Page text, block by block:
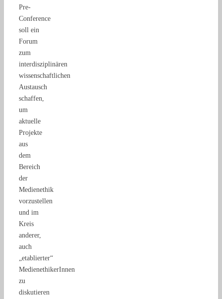
Pre-
Conference
soll ein
Forum
zum
interdisziplinären
wissenschaftlichen
Austausch
schaffen,
um
aktuelle
Projekte
aus
dem
Bereich
der
Medienethik
vorzustellen
und im
Kreis
anderer,
auch
„etablierter“
MedienethikerInnen
zu
diskutieren